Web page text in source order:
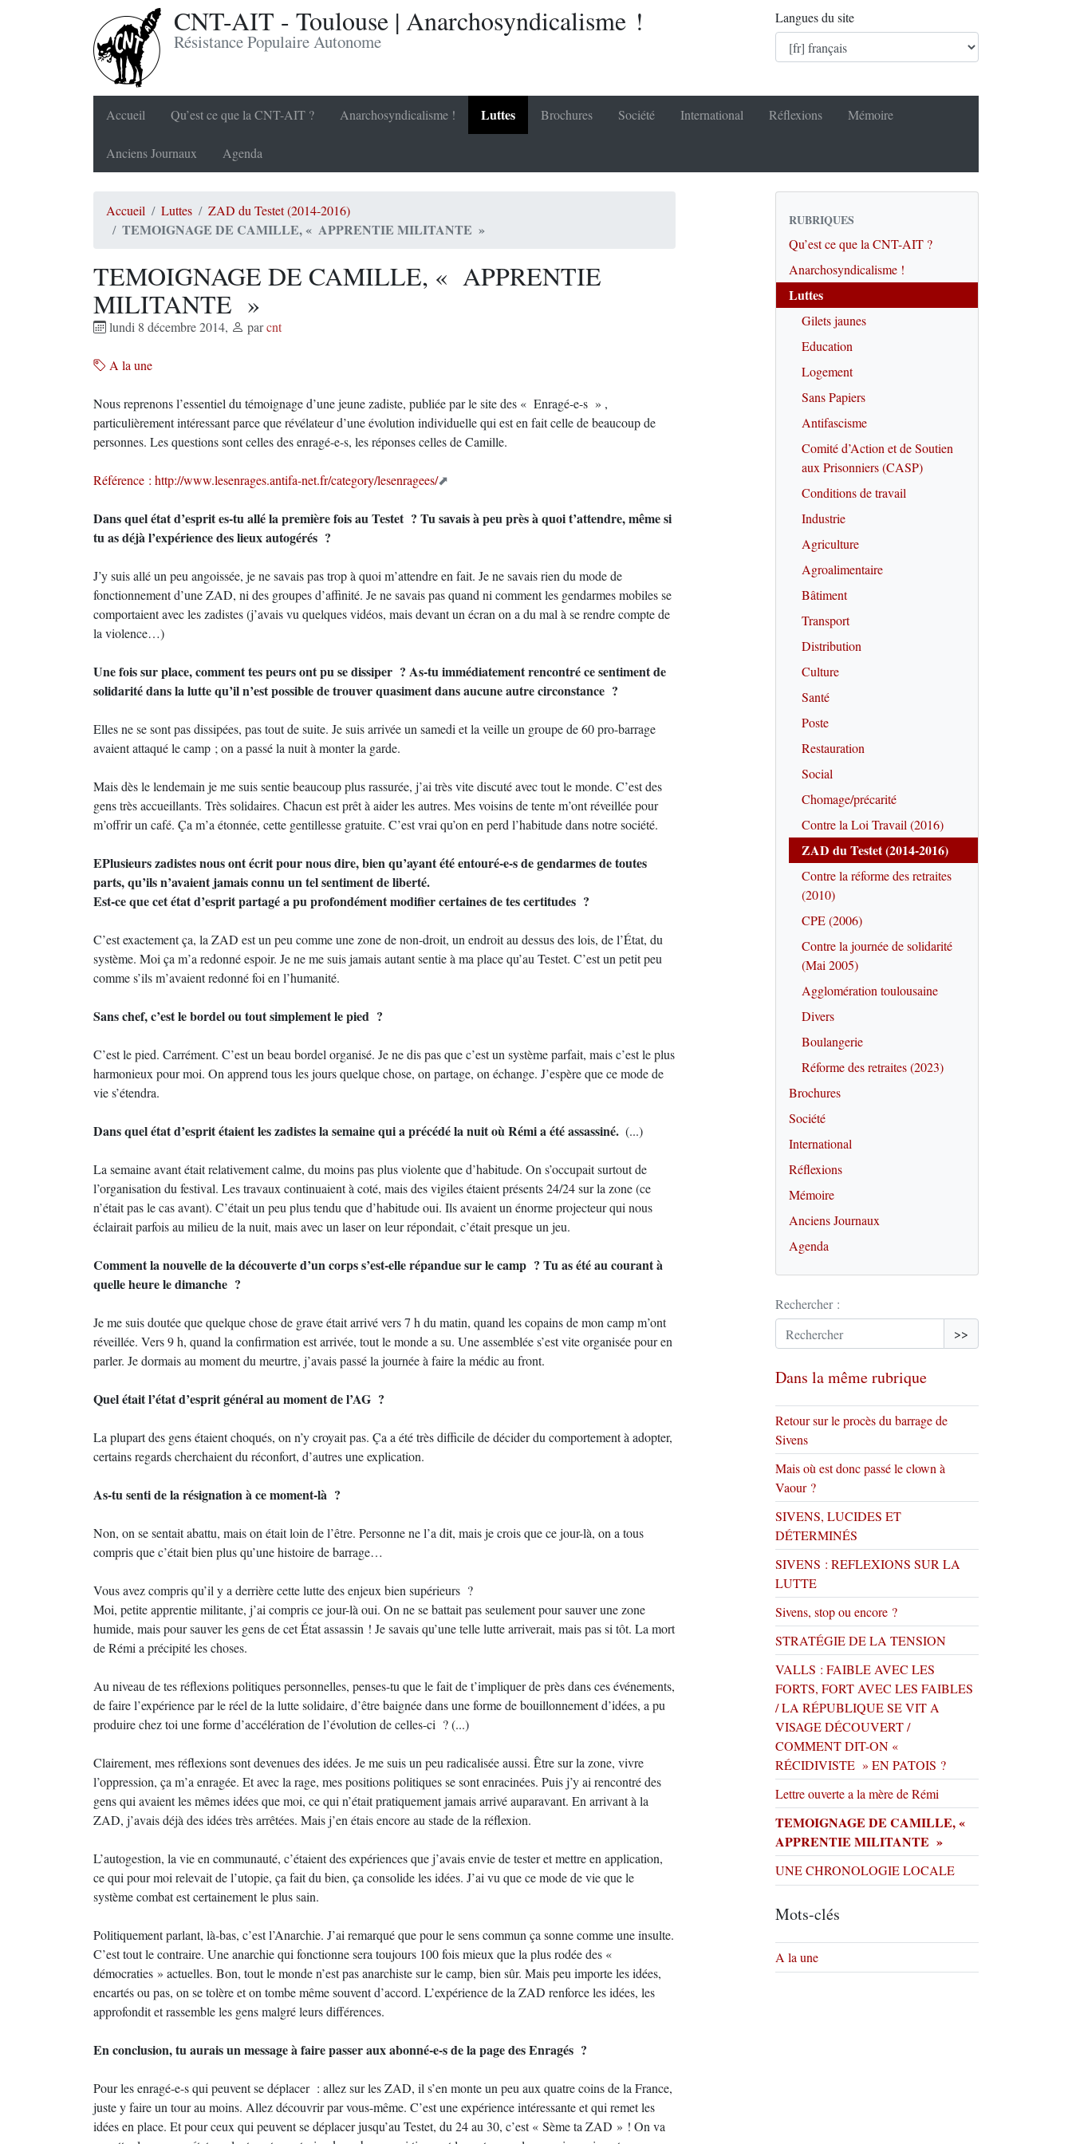
CNT-AIT - Toulouse | Anarchosyndicalisme !
Résistance Populaire Autonome
Langues du site
Accueil Qu’est ce que la CNT-AIT ? Anarchosyndicalisme ! Luttes Brochures Société International Réflexions Mémoire
Anciens Journaux Agenda
Accueil Luttes ZAD du Testet (2014-2016)
TEMOIGNAGE DE CAMILLE, « APPRENTIE MILITANTE »
TEMOIGNAGE DE CAMILLE, « APPRENTIE
MILITANTE »
lundi 8 décembre 2014, parcnt
A la une
Nous reprenons l’essentiel du témoignage d’une jeune zadiste, publiée par le site des « Enragé-e-s » ,
particulièrement intéressant parce que révélateur d’une évolution individuelle qui est en fait celle de beaucoup de
personnes. Les questions sont celles des enragé-e-s, les réponses celles de Camille.
Référence : http://www.lesenrages.antifa-net.fr/category/lesenragees/
Dans quel état d’esprit es-tu allé la première fois au Testet ? Tu savais à peu près à quoi t’attendre, même si
tu as déjà l’expérience des lieux autogérés ?
J’y suis allé un peu angoissée, je ne savais pas trop à quoi m’attendre en fait. Je ne savais rien du mode de
fonctionnement d’une ZAD, ni des groupes d’affinité. Je ne savais pas quand ni comment les gendarmes mobiles se
comportaient avec les zadistes (j’avais vu quelques vidéos, mais devant un écran on a du mal à se rendre compte de
la violence…)
Une fois sur place, comment tes peurs ont pu se dissiper ? As-tu immédiatement rencontré ce sentiment de
solidarité dans la lutte qu’il n’est possible de trouver quasiment dans aucune autre circonstance ?
Elles ne se sont pas dissipées, pas tout de suite. Je suis arrivée un samedi et la veille un groupe de 60 pro-barrage
avaient attaqué le camp ; on a passé la nuit à monter la garde.
Mais dès le lendemain je me suis sentie beaucoup plus rassurée, j’ai très vite discuté avec tout le monde. C’est des
gens très accueillants. Très solidaires. Chacun est prêt à aider les autres. Mes voisins de tente m’ont réveillée pour
m’offrir un café. Ça m’a étonnée, cette gentillesse gratuite. C’est vrai qu’on en perd l’habitude dans notre société.
EPlusieurs zadistes nous ont écrit pour nous dire, bien qu’ayant été entouré-e-s de gendarmes de toutes
parts, qu’ils n’avaient jamais connu un tel sentiment de liberté.
Est-ce que cet état d’esprit partagé a pu profondément modifier certaines de tes certitudes ?
C’est exactement ça, la ZAD est un peu comme une zone de non-droit, un endroit au dessus des lois, de l’État, du
système. Moi ça m’a redonné espoir. Je ne me suis jamais autant sentie à ma place qu’au Testet. C’est un petit peu
comme s’ils m’avaient redonné foi en l’humanité.
Sans chef, c’est le bordel ou tout simplement le pied ?
C’est le pied. Carrément. C’est un beau bordel organisé. Je ne dis pas que c’est un système parfait, mais c’est le plus
harmonieux pour moi. On apprend tous les jours quelque chose, on partage, on échange. J’espère que ce mode de
vie s’étendra.
Dans quel état d’esprit étaient les zadistes la semaine qui a précédé la nuit où Rémi a été assassiné. (...)
La semaine avant était relativement calme, du moins pas plus violente que d’habitude. On s’occupait surtout de
l’organisation du festival. Les travaux continuaient à coté, mais des vigiles étaient présents 24/24 sur la zone (ce
n’était pas le cas avant). C’était un peu plus tendu que d’habitude oui. Ils avaient un énorme projecteur qui nous
éclairait parfois au milieu de la nuit, mais avec un laser on leur répondait, c’était presque un jeu.
Comment la nouvelle de la découverte d’un corps s’est-elle répandue sur le camp ? Tu as été au courant à
quelle heure le dimanche ?
Je me suis doutée que quelque chose de grave était arrivé vers 7 h du matin, quand les copains de mon camp m’ont
réveillée. Vers 9 h, quand la confirmation est arrivée, tout le monde a su. Une assemblée s’est vite organisée pour en
parler. Je dormais au moment du meurtre, j’avais passé la journée à faire la médic au front.
Quel était l’état d’esprit général au moment de l’AG ?
La plupart des gens étaient choqués, on n’y croyait pas. Ça a été très difficile de décider du comportement à adopter,
certains regards cherchaient du réconfort, d’autres une explication.
As-tu senti de la résignation à ce moment-là ?
Non, on se sentait abattu, mais on était loin de l’être. Personne ne l’a dit, mais je crois que ce jour-là, on a tous
compris que c’était bien plus qu’une histoire de barrage…
Vous avez compris qu’il y a derrière cette lutte des enjeux bien supérieurs ?
Moi, petite apprentie militante, j’ai compris ce jour-là oui. On ne se battait pas seulement pour sauver une zone
humide, mais pour sauver les gens de cet État assassin ! Je savais qu’une telle lutte arriverait, mais pas si tôt. La mort
de Rémi a précipité les choses.
Au niveau de tes réflexions politiques personnelles, penses-tu que le fait de t’impliquer de près dans ces événements,
de faire l’expérience par le réel de la lutte solidaire, d’être baignée dans une forme de bouillonnement d’idées, a pu
produire chez toi une forme d’accélération de l’évolution de celles-ci ? (...)
Clairement, mes réflexions sont devenues des idées. Je me suis un peu radicalisée aussi. Être sur la zone, vivre
l’oppression, ça m’a enragée. Et avec la rage, mes positions politiques se sont enracinées. Puis j’y ai rencontré des
gens qui avaient les mêmes idées que moi, ce qui n’était pratiquement jamais arrivé auparavant. En arrivant à la
ZAD, j’avais déjà des idées très arrêtées. Mais j’en étais encore au stade de la réflexion.
L’autogestion, la vie en communauté, c’étaient des expériences que j’avais envie de tester et mettre en application,
ce qui pour moi relevait de l’utopie, ça fait du bien, ça consolide les idées. J’ai vu que ce mode de vie que le
système combat est certainement le plus sain.
Politiquement parlant, là-bas, c’est l’Anarchie. J’ai remarqué que pour le sens commun ça sonne comme une insulte.
C’est tout le contraire. Une anarchie qui fonctionne sera toujours 100 fois mieux que la plus rodée des «
démocraties » actuelles. Bon, tout le monde n’est pas anarchiste sur le camp, bien sûr. Mais peu importe les idées,
encartés ou pas, on se tolère et on tombe même souvent d’accord. L’expérience de la ZAD renforce les idées, les
approfondit et rassemble les gens malgré leurs différences.
En conclusion, tu aurais un message à faire passer aux abonné-e-s de la page des Enragés ?
Pour les enragé-e-s qui peuvent se déplacer : allez sur les ZAD, il s’en monte un peu aux quatre coins de la France,
juste y faire un tour au moins. Allez découvrir par vous-même. C’est une expérience intéressante et qui remet les
idées en place. Et pour ceux qui peuvent se déplacer jusqu’au Testet, du 24 au 30, c’est « Sème ta ZAD » ! On va
RUBRIQUES
Qu’est ce que la CNT-AIT ?
Anarchosyndicalisme !
Luttes
Gilets jaunes
Education
Logement
Sans Papiers
Antifascisme
Comité d’Action et de Soutien
aux Prisonniers (CASP)
Conditions de travail
Industrie
Agriculture
Agroalimentaire
Bâtiment
Transport
Distribution
Culture
Santé
Poste
Restauration
Social
Chomage/précarité
Contre la Loi Travail (2016)
ZAD du Testet (2014-2016)
Contre la réforme des retraites
(2010)
CPE (2006)
Contre la journée de solidarité
(Mai 2005)
Agglomération toulousaine
Divers
Boulangerie
Réforme des retraites (2023)
Brochures
Société
International
Réflexions
Mémoire
Anciens Journaux
Agenda
Rechercher :
>>
Dans la même rubrique
Retour sur le procès du barrage de
Sivens
Mais où est donc passé le clown à
Vaour ?
SIVENS, LUCIDES ET
DÉTERMINÉS
SIVENS : REFLEXIONS SUR LA
LUTTE
Sivens, stop ou encore ?
STRATÉGIE DE LA TENSION
VALLS : FAIBLE AVEC LES
FORTS, FORT AVEC LES FAIBLES
/ LA RÉPUBLIQUE SE VIT A
VISAGE DÉCOUVERT /
COMMENT DIT-ON «
RÉCIDIVISTE » EN PATOIS ?
Lettre ouverte a la mère de Rémi
TEMOIGNAGE DE CAMILLE, «
APPRENTIE MILITANTE »
UNE CHRONOLOGIE LOCALE
Mots-clés
A la une